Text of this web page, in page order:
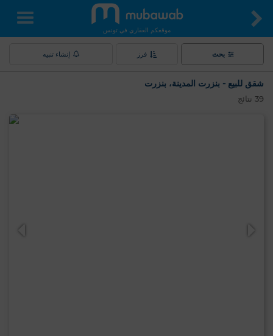
موقعكم العقاري في تونس
بحث فرز إنشاء تنبيه
شقق للبيع - بنزرت المدينة، بنزرت
39 نتائج